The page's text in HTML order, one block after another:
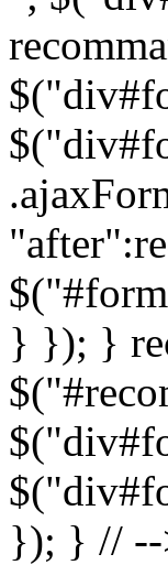
} }); }
}); } //